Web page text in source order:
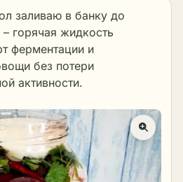
заливаю в банку до
горячая жидкость
ферментации и
без потери
активности.